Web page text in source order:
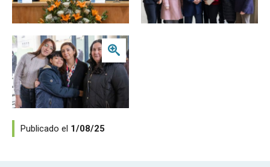
Zoom
Publicado el 1/08/25